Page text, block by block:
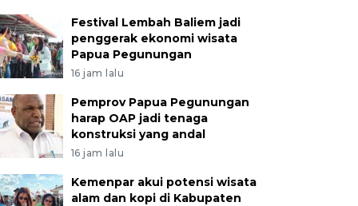
Festival Lembah Baliem jadi
penggerak ekonomi wisata
Papua Pegunungan
16 jam lalu
Pemprov Papua Pegunungan
harap OAP jadi tenaga
konstruksi yang andal
16 jam lalu
Kemenpar akui potensi wisata
alam dan kopi di Kabupaten